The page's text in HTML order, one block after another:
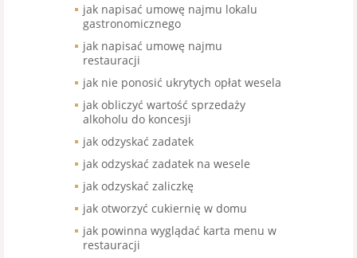
jak napisać umowę najmu lokalu
gastronomicznego
jak napisać umowę najmu
restauracji
jak nie ponosić ukrytych opłat wesela
jak obliczyć wartość sprzedaży
alkoholu do koncesji
jak odzyskać zadatek
jak odzyskać zadatek na wesele
jak odzyskać zaliczkę
jak otworzyć cukiernię w domu
jak powinna wyglądać karta menu w
restauracji